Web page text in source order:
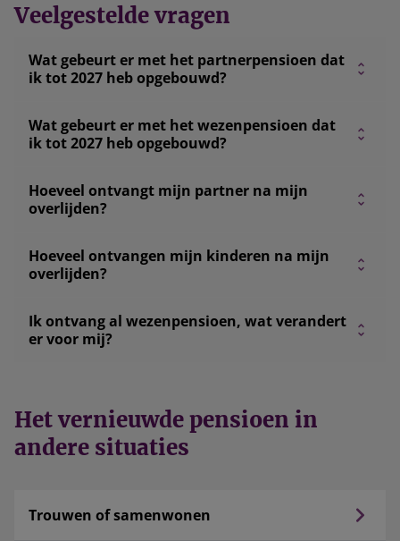
Veelgestelde vragen
Wat gebeurt er met het partnerpensioen dat
ik tot 2027 heb opgebouwd?
Wat gebeurt er met het wezenpensioen dat
ik tot 2027 heb opgebouwd?
Hoeveel ontvangt mijn partner na mijn
overlijden?
Hoeveel ontvangen mijn kinderen na mijn
overlijden?
Ik ontvang al wezenpensioen, wat verandert
er voor mij?
Het vernieuwde pensioen in
andere situaties
Trouwen of samenwonen